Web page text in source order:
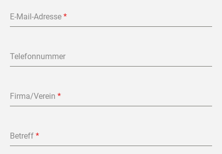
E-Mail-Adresse *
Telefonnummer
Firma/Verein *
Betreff *